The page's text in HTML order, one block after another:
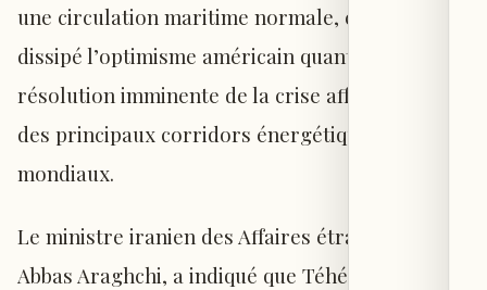
une circulation maritime normale, ce qui a
dissipé l’optimisme américain quant à une
résolution imminente de la crise affectant l’un
des principaux corridors énergétiques
mondiaux.
Le ministre iranien des Affaires étrangères,
Abbas Araghchi, a indiqué que Téhéran et